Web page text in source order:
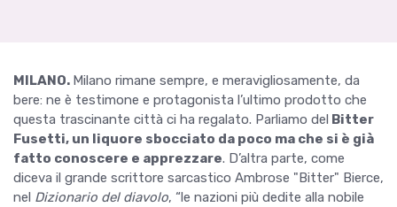
MILANO. Milano rimane sempre, e meravigliosamente, da
bere: ne è testimone e protagonista l’ultimo prodotto che
questa trascinante città ci ha regalato. Parliamo del Bitter
Fusetti, un liquore sbocciato da poco ma che si è già
fatto conoscere e apprezzare. D’altra parte, come
diceva il grande scrittore sarcastico Ambrose "Bitter" Bierce,
nel Dizionario del diavolo, “le nazioni più dedite alla nobile